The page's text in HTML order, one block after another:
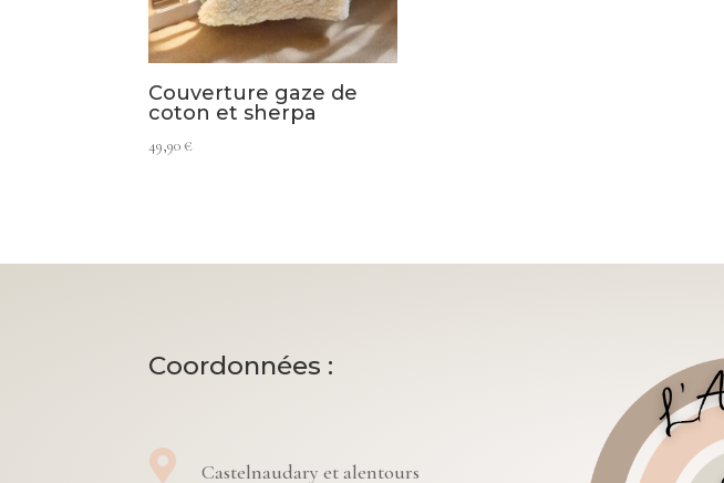
Couverture gaze de
coton et sherpa
49,90€
Coordonnées :
 Castelnaudary et alentours